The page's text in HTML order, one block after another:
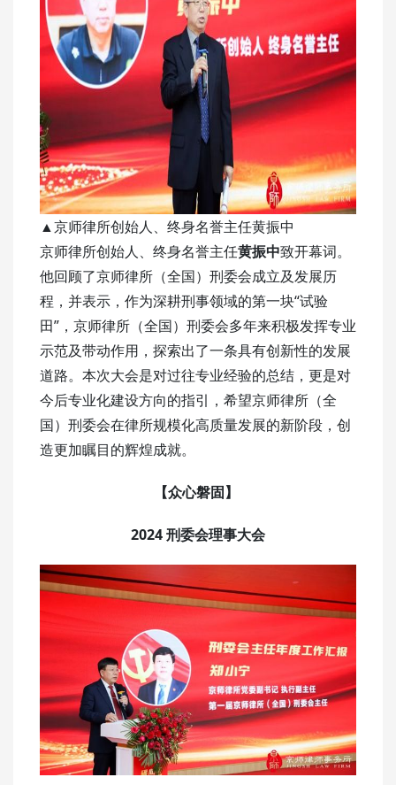
▲京师律所创始人、终身名誉主任黄振中
京师律所创始人、终身名誉主任黄振中致开幕词。
他回顾了京师律所（全国）刑委会成立及发展历
程，并表示，作为深耕刑事领域的第一块“试验
田”，京师律所（全国）刑委会多年来积极发挥专业
示范及带动作用，探索出了一条具有创新性的发展
道路。本次大会是对过往专业经验的总结，更是对
今后专业化建设方向的指引，希望京师律所（全
国）刑委会在律所规模化高质量发展的新阶段，创
造更加瞩目的辉煌成就。
【众心磐固】
2024 刑委会理事大会